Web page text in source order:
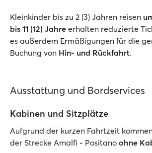
Kleinkinder bis zu 2 (3) Jahren reisen
bis 11 (12) Jahre erhalten reduzierte
es außerdem Ermäßigungen für die
Buchung von Hin- und Rückfahrt.
Ausstattung und Bordservices
Kabinen und Sitzplätze
Aufgrund der kurzen Fahrtzeit
der Strecke Amalfi - Positano ohne